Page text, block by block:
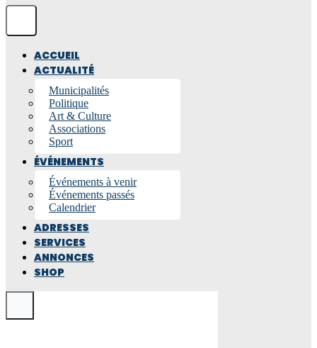
ACCUEIL
ACTUALITÉ
Municipalités
Politique
Art & Culture
Associations
Sport
ÉVÉNEMENTS
Événements à venir
Événements passés
Calendrier
ADRESSES
SERVICES
ANNONCES
SHOP